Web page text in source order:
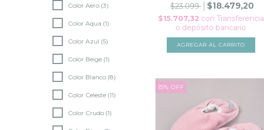
Color Aero (3)
Color Aqua (1)
Color Azul (5)
Color Beige (1)
Color Blanco (8)
Color Celeste (11)
Color Crudo (1)
$23.099 $18.479,20
$15.707,32 con Transferencia
o depósito bancario
AGREGAR AL CARRITO
15% OFF